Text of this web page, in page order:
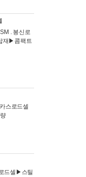
. 봉신로
재▶콤팩트
스로드셀
드셀▶스틸